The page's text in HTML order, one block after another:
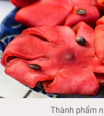
Thành phẩm